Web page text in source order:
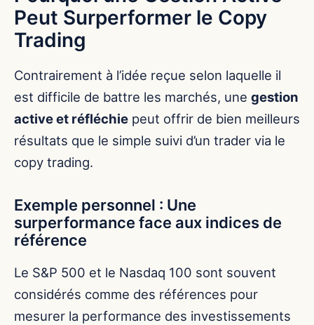
Peut Surperformer le Copy
Trading
Contrairement à l’idée reçue selon laquelle il
est difficile de battre les marchés, une gestion
active et réfléchie peut offrir de bien meilleurs
résultats que le simple suivi d’un trader via le
copy trading.
Exemple personnel : Une
surperformance face aux indices de
référence
Le S&P 500 et le Nasdaq 100 sont souvent
considérés comme des références pour
mesurer la performance des investissements